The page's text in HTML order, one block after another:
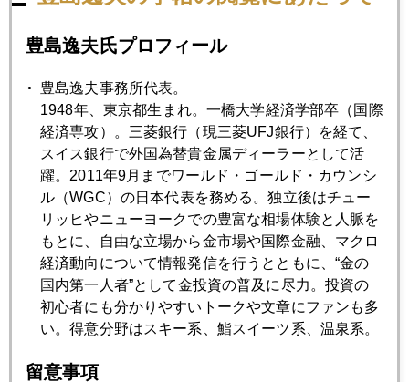
2020年08月27日
ジャクソンホール、日銀の「体験談」にも注目
2020年08月26日
日本株高、日銀買いが下支えの官製相場
2020年08月25日
金、吹き値売り
2020年08月24日
豊島逸夫氏プロフィール
豊島逸夫事務所代表。
1948年、東京都生まれ。一橋大学経済学部卒（国際
経済専攻）。三菱銀行（現三菱UFJ銀行）を経て、
スイス銀行で外国為替貴金属ディーラーとして活
躍。2011年9月までワールド・ゴールド・カウンシ
ル（WGC）の日本代表を務める。独立後はチュー
リッヒやニューヨークでの豊富な相場体験と人脈を
もとに、自由な立場から金市場や国際金融、マクロ
経済動向について情報発信を行うとともに、“金の
国内第一人者”として金投資の普及に尽力。投資の
初心者にも分かりやすいトークや文章にファンも多
い。得意分野はスキー系、鮨スイーツ系、温泉系。
留意事項